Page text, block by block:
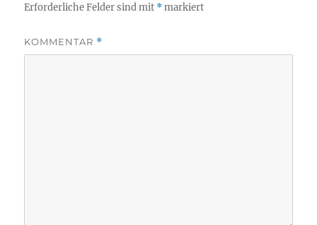
Erforderliche Felder sind mit *markiert
KOMMENTAR *